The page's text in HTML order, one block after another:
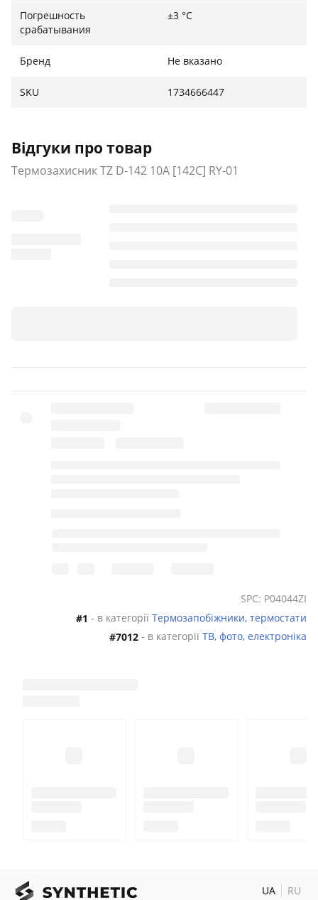
Погрешность
срабатывания
±3 °C
Бренд Не вказано
SKU 1734666447
Відгуки про товар
Термозахисник TZ D-142 10A [142C] RY-01
SPC: P04044ZI
#1 - в категорії Термозапобіжники, термостати
#7012 - в категорії ТВ, фото, електроніка
UA RU